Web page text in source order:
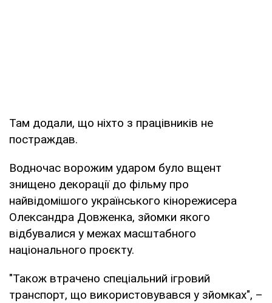
Там додали, що ніхто з працівників не
постраждав.
Водночас ворожим ударом було вщент
знищено декорації до фільму про
найвідомішого українського кінорежисера
Олександра Довженка, зйомки якого
відбувалися у межах масштабного
національного проєкту.
"Також втрачено спеціальний ігровий
транспорт, що використовувався у зйомках", –